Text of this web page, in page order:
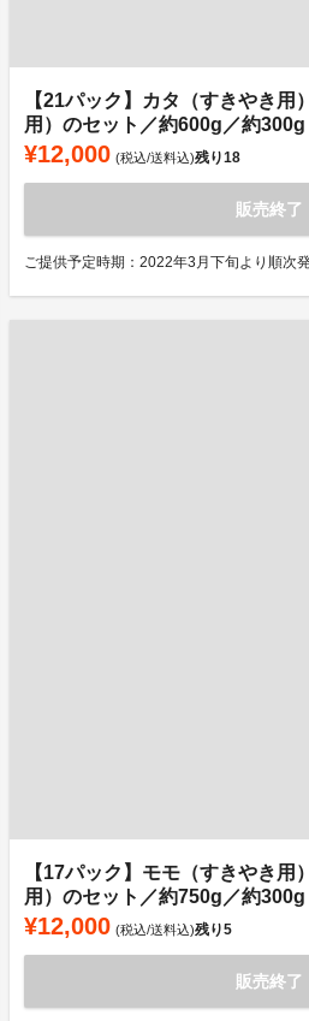
【21パック】カタ（すきやき用
用）のセット／約600g／約300g
¥12,000 (税込/送料込)残り18
販売終了
ご提供予定時期：2022年3月下旬より順次
【17パック】モモ（すきやき用
用）のセット／約750g／約300g
¥12,000 (税込/送料込)残り5
販売終了